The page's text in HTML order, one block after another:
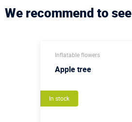
We recommend to see
Inflatable flowers
Apple tree
In stock